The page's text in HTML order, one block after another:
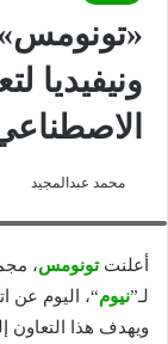
ونيفيديا
محمد عبدالمجيد
جاب زويدرفلد، نائب
أعلنتتونومس،
لـ”نيوم“، اليوم عن
ويهدف هذا التعاون